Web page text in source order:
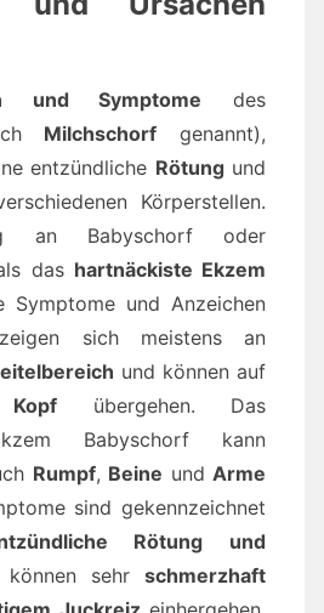
und Symptome des
Milchschorf genannt),
entzündliche Rötungund
Körperstellen.
an Babyschorf oder
das hartnäckiste Ekzem
Symptome und Anzeichen
sich meistens an
und können auf
übergehen. Das
Babyschorf kann
Rumpf, Beine und Arme
sind gekennzeichnet
Rötung und
sehr schmerzhaft